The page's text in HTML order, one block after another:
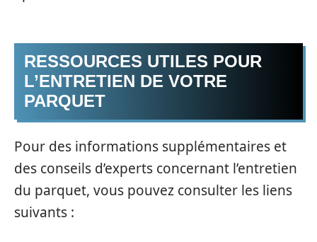
RESSOURCES UTILES POUR
L’ENTRETIEN DE VOTRE
PARQUET
Pour des informations supplémentaires et
des conseils d’experts concernant l’entretien
du parquet, vous pouvez consulter les liens
suivants :